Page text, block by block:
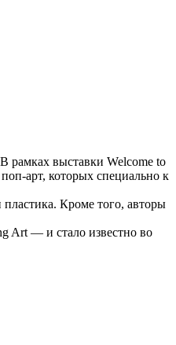
рамках выставки Welcome to
арт, которых специально к
Кроме того, авторы
Art — и стало известно во